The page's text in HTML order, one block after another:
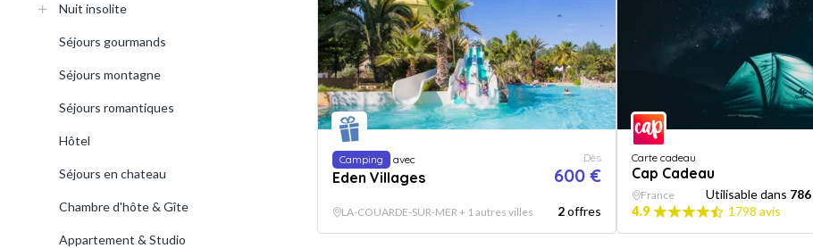
Nuit insolite
Séjours gourmands
Séjours montagne
Séjours romantiques
Hôtel
Séjours en chateau
Chambre d'hôte & Gîte
Appartement & Studio
Camping avec
Eden Villages
Dès
600 €
LA-COUARDE-SUR-MER + 1 autres villes 2offres
Carte cadeau
Cap Cadeau
France Utilisable dans 786
4.9
1798 avis